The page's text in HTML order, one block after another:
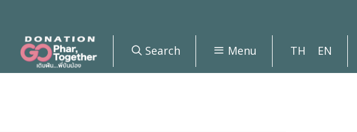
Search Menu TH EN